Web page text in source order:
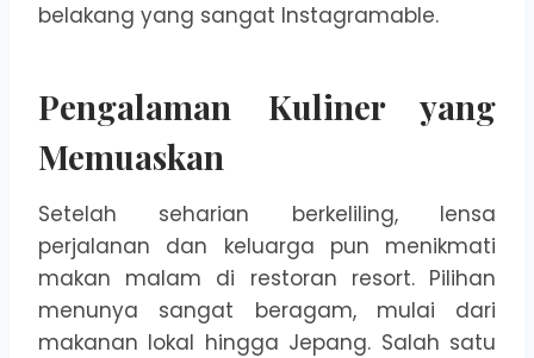
belakang yang sangat Instagramable.
Pengalaman Kuliner yang
Memuaskan
Setelah seharian berkeliling, lensa
perjalanan dan keluarga pun menikmati
makan malam di restoran resort. Pilihan
menunya sangat beragam, mulai dari
makanan lokal hingga Jepang. Salah satu